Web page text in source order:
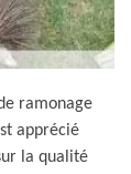
ramonage
apprécié
la qualité